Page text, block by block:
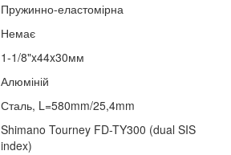
Пружинно-еластомірна
Немає
1-1/8"x44x30мм
Алюміній
Сталь, L=580mm/25,4mm
Shimano Tourney FD-TY300 (dual SIS
index)